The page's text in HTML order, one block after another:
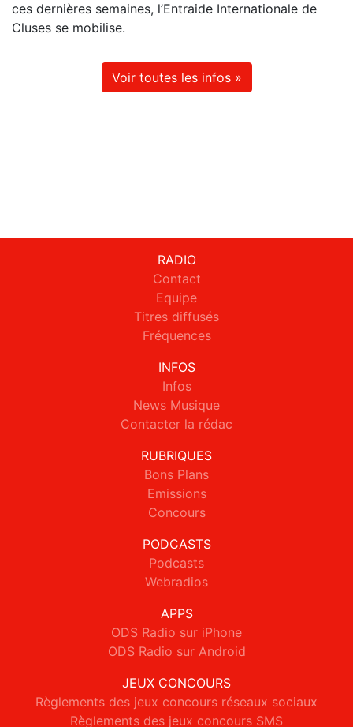
ces dernières semaines, l’Entraide Internationale de
Cluses se mobilise.
Voir toutes les infos »
RADIO
Contact
Equipe
Titres diffusés
Fréquences
INFOS
Infos
News Musique
Contacter la rédac
RUBRIQUES
Bons Plans
Emissions
Concours
PODCASTS
Podcasts
Webradios
APPS
ODS Radio sur iPhone
ODS Radio sur Android
JEUX CONCOURS
Règlements des jeux concours réseaux sociaux
Règlements des jeux concours SMS